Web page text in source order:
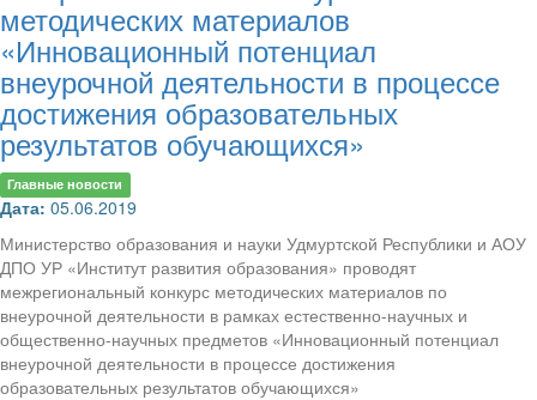
методических материалов
«Инновационный потенциал
внеурочной деятельности в процессе
достижения образовательных
результатов обучающихся»
Главные новости
Дата: 05.06.2019
Министерство образования и науки Удмуртской Республики и АОУ
ДПО УР «Институт развития образования» проводят
межрегиональный конкурс методических материалов по
внеурочной деятельности в рамках естественно-научных и
общественно-научных предметов «Инновационный потенциал
внеурочной деятельности в процессе достижения
образовательных результатов обучающихся»